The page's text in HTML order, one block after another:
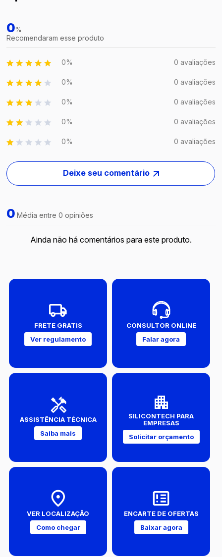
0 Média entre 0 opiniões
Ainda não há comentários para este produto.
0%
Recomendaram esse produto
0% 0 avaliações
0% 0 avaliações
0% 0 avaliações
0% 0 avaliações
0% 0 avaliações
Deixe seu comentário
FRETE GRATIS
Ver regulamento
CONSULTOR ONLINE
Falar agora
ASSISTÊNCIA TÉCNICA
Saiba mais
SILICONTECH PARA
EMPRESAS
Solicitar orçamento
VER LOCALIZAÇÃO
Como chegar
ENCARTE DE OFERTAS
Baixar agora